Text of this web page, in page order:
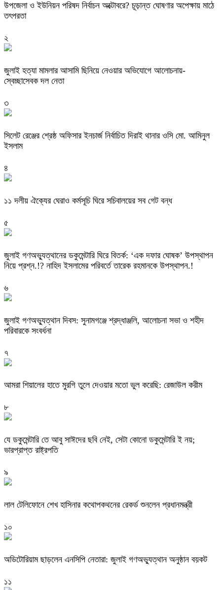
উপজেলা ও ইউনিয়ন পরিষদ নির্বাচন অক্টোবরে? চূড়ান্ত ঘোষণার অপেক্ষায় মাঠে
তৎপরতা
২
জুলাই হত্যা মামলার আসামি ছিনিয়ে নেওয়ার অভিযোগে আলোচনায়-
স্বেচ্ছাসেবক দল নেতা
৩
‎সিলেট রেঞ্জের শ্রেষ্ঠ অফিসার ইনচার্জ নির্বাচিত দিরাই থানার ওসি মো. আমিনুল
ইসলাম
৪
‎১১ দলীয় ঐক্যের ঘেরাও কর্মসূচি ঘিরে সচিবালয়ের সব গেট বন্ধ
৫
‎জুলাই গণঅভ্যুত্থানের ডকুমেন্টারি ঘিরে বিতর্ক: ‘এক দফার ঘোষক’ উপস্থাপন
নিয়ে প্রশ্ন.!? নাহিদ ইসলামের পরিবর্তে তারেক রহমানকে উপস্থাপন.!
৬
জুলাই গণঅভ্যুত্থান দিবস: সুনামগঞ্জে শ্রদ্ধাঞ্জলি, আলোচনা সভা ও শহীদ
পরিবারকে সংবর্ধনা
৭
‎আমরা শিয়ালের হাতে মুরগি তুলে দেওয়ার মতো ভুল করেছি: রেজাউল করীম
৮
যে ডকুমেন্টারি তে আবু সাঈদের ছবি নেই, সেটা কোনো ডকুমেন্টারি ই নয়;
ভারপ্রাপ্ত রাষ্ট্রপতি
৯
লাল টেলিফোনে শেখ হাসিনার কথোপকথনের রেকর্ড শুনলেন প্রধানমন্ত্রী
১০
অডিটোরিয়াম ছাড়লেন এনসিপি নেতারা: জুলাই গণঅভ্যুত্থান অনুষ্ঠান বয়কট
১১